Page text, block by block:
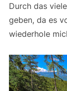
Durch das
geben, da es
wiederhole